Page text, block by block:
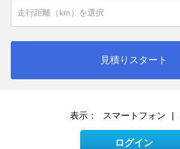
見積りスタート
表示： スマートフォン |
ログイン